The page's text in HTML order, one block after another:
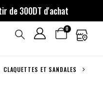
de 300DT d'achat
0
CLAQUETTES ET SANDALES